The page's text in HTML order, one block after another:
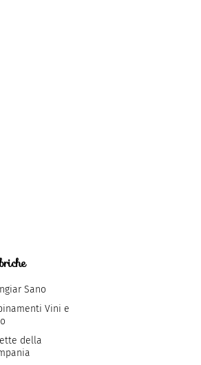
Sano
Vini e
della